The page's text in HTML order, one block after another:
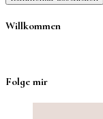
Willkommen
Folge mir